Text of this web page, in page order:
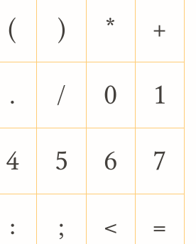
( ) * +
. / 0 1
4 5 6 7
: ; < =